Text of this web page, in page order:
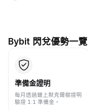
Bybit 閃兌優勢一覽
準備金證明
每月透過鏈上默克爾樹證明
驗證 1:1 準備金。